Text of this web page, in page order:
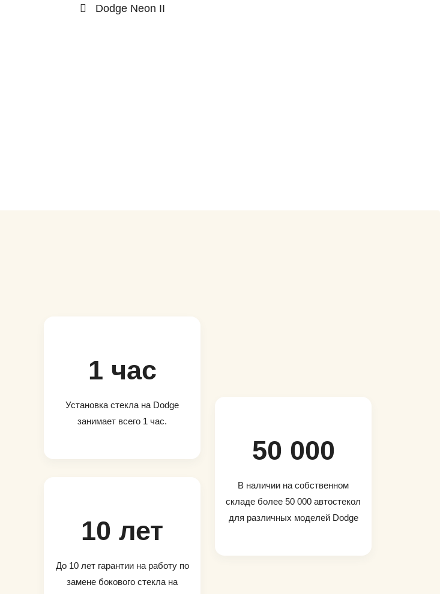
Dodge Neon II
1 час
Установка стекла на Dodge
занимает всего 1 час.
10 лет
До 10 лет гарантии на работу по
замене бокового стекла на
50 000
В наличии на собственном
складе более 50 000 автостекол
для различных моделей Dodge